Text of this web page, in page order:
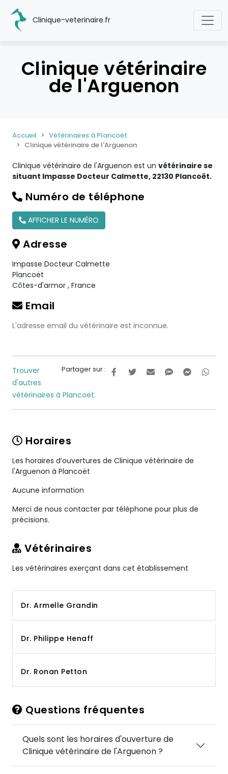
Clinique-veterinaire.fr
Clinique vétérinaire
de l'Arguenon
Accueil
Vétérinaires à Plancoët
Clinique vétérinaire de l'Arguenon
Clinique vétérinaire de l'Arguenon est un vétérinaire se
situant Impasse Docteur Calmette, 22130 Plancoët.
Numéro de téléphone
AFFICHER LE NUMÉRO
Adresse
Impasse Docteur Calmette
Plancoët
Côtes-d'armor , France
Email
L'adresse email du vétérinaire est inconnue.
Partager sur :
Trouver
d'autres
vétérinaires à Plancoët.
Horaires
Les horaires d’ouvertures de Clinique vétérinaire de
l'Arguenon à Plancoët
Aucune information
Merci de nous contacter par téléphone pour plus de
précisions.
Vétérinaires
Les vétérinaires exerçant dans cet établissement
Dr. Armelle Grandin
Dr. Philippe Henaff
Dr. Ronan Petton
Questions fréquentes
Quels sont les horaires d'ouverture de
Clinique vétérinaire de l'Arguenon ?